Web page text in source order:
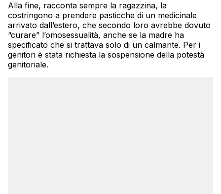
Alla fine, racconta sempre la ragazzina, la
costringono a prendere pasticche di un medicinale
arrivato dall’estero, che secondo loro avrebbe dovuto
“curare” l’omosessualità, anche se la madre ha
specificato che si trattava solo di un calmante. Per i
genitori è stata richiesta la sospensione della potestà
genitoriale.